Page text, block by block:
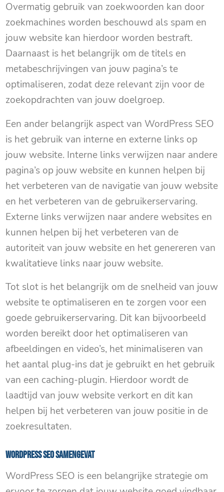
Overmatig gebruik van zoekwoorden kan door
zoekmachines worden beschouwd als spam en
jouw website kan hierdoor worden bestraft.
Daarnaast is het belangrijk om de titels en
metabeschrijvingen van jouw pagina’s te
optimaliseren, zodat deze relevant zijn voor de
zoekopdrachten van jouw doelgroep.
Een ander belangrijk aspect van WordPress SEO
is het gebruik van interne en externe links op
jouw website. Interne links verwijzen naar andere
pagina’s op jouw website en kunnen helpen bij
het verbeteren van de navigatie van jouw website
en het verbeteren van de gebruikerservaring.
Externe links verwijzen naar andere websites en
kunnen helpen bij het verbeteren van de
autoriteit van jouw website en het genereren van
kwalitatieve links naar jouw website.
Tot slot is het belangrijk om de snelheid van jouw
website te optimaliseren en te zorgen voor een
goede gebruikerservaring. Dit kan bijvoorbeeld
worden bereikt door het optimaliseren van
afbeeldingen en video’s, het minimaliseren van
het aantal plug-ins dat je gebruikt en het gebruik
van een caching-plugin. Hierdoor wordt de
laadtijd van jouw website verkort en dit kan
helpen bij het verbeteren van jouw positie in de
zoekresultaten.
WordPress SEO samengevat
WordPress SEO is een belangrijke strategie om